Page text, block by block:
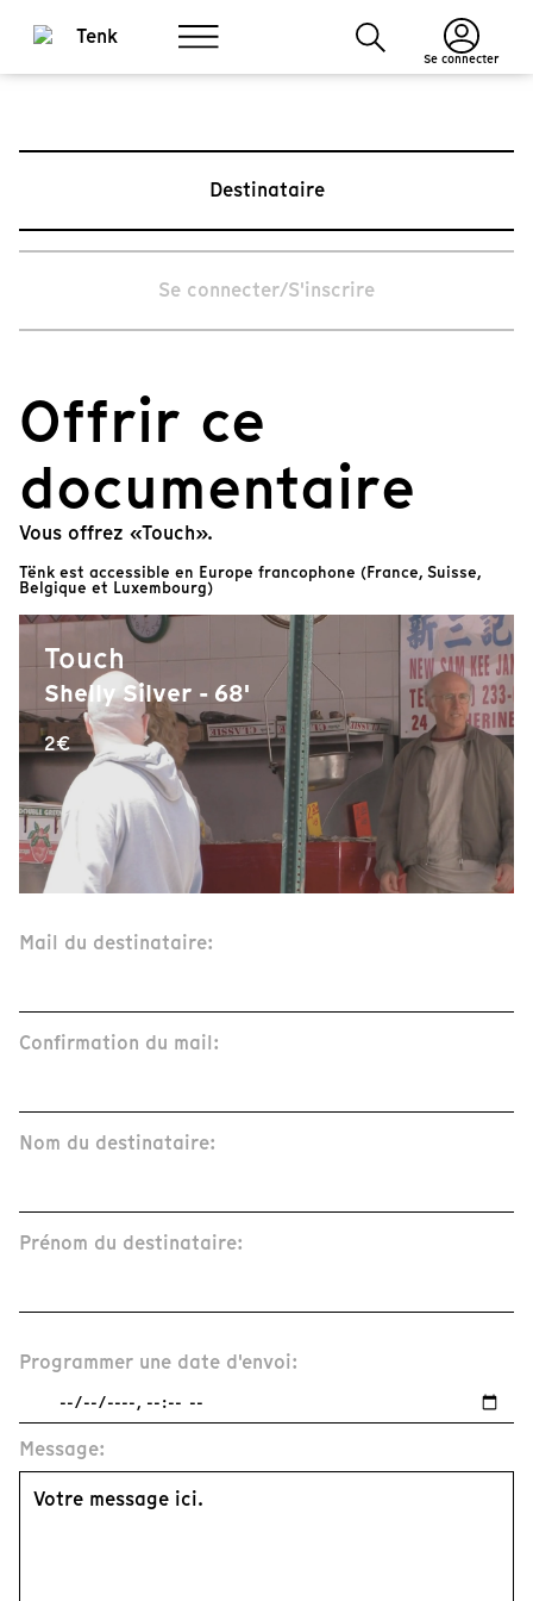
Se connecter
Destinataire
Se connecter/S'inscrire
Offrir ce
documentaire
Vous offrez «Touch».
Tënk est accessible en Europe francophone (France, Suisse,
Belgique et Luxembourg)
Touch
Shelly Silver - 68'
2€
Mail du destinataire:
Confirmation du mail:
Nom du destinataire:
Prénom du destinataire:
Programmer une date d'envoi:
Message: